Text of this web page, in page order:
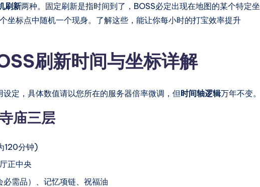
刷新两种。固定刷新是指时间到了，BOSS必定出现在地图的某个特定坐
坐标点中随机一个现身。了解这些，能让你每小时的打宝效率提升
刷新时间与坐标详解
定，具体数值请以您所在的服务器倍率微调，但时间轴逻辑万年不变。
庙三层
120分钟)
正中央
必需品）、记忆项链、祝福油